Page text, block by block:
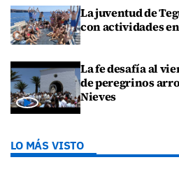
La juventud de
con actividades
La fe desafía al
de peregrinos
Nieves
LO MÁS VISTO